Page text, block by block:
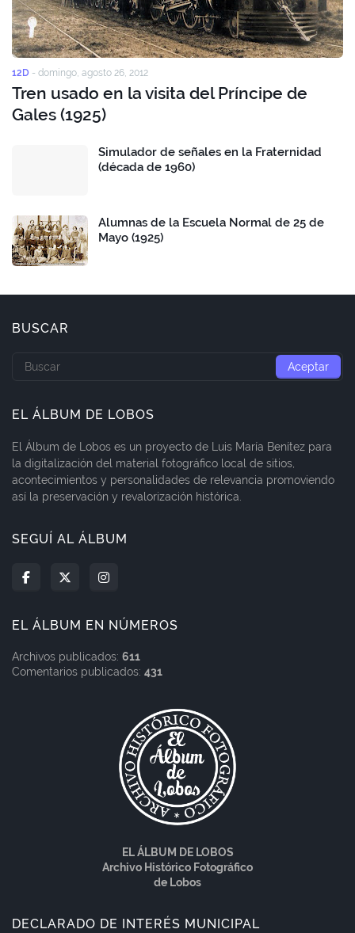
12D - domingo, agosto 26, 2012
Tren usado en la visita del Príncipe de
Gales (1925)
Simulador de señales en la Fraternidad
(década de 1960)
Alumnas de la Escuela Normal de 25 de
Mayo (1925)
BUSCAR
EL ÁLBUM DE LOBOS
El Álbum de Lobos es un proyecto de Luis María Benítez para
la digitalización del material fotográfico local de sitios,
acontecimientos y personalidades de relevancia promoviendo
así la preservación y revalorización histórica.
SEGUÍ AL ÁLBUM
EL ÁLBUM EN NÚMEROS
Archivos publicados: 611
Comentarios publicados: 431
EL ÁLBUM DE LOBOS
Archivo Histórico Fotográfico
de Lobos
DECLARADO DE INTERÉS MUNICIPAL